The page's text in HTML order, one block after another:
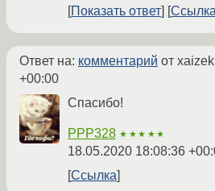
Показать ответ
Ссылка
Ответ на: комментарий от xaizek
+00:00
Спасибо!
PPP328 ★★★★★
18.05.2020 18:08:36
Ссылка